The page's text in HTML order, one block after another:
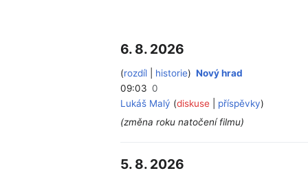
6. 8. 2026
rozdíl historie
Nový hrad
09:03 0
Lukáš Malý diskuse
příspěvky
(změna roku natočení filmu)
5. 8. 2026